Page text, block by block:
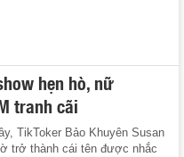
hẹn hò, nữ
tranh cãi
TikToker Bảo Khuyên Susan
trở thành cái tên được nhắc